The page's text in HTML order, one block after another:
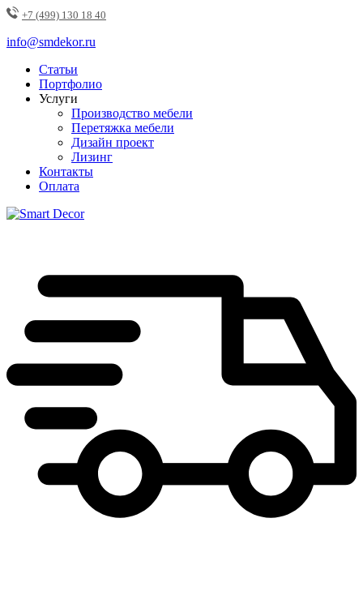
+7 (499) 130 18 40
info@smdekor.ru
Статьи
Портфолио
Услуги
Производство мебели
Перетяжка мебели
Дизайн проект
Лизинг
Контакты
Оплата